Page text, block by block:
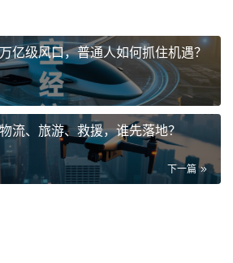
亿级风口，普通人如何抓住机遇？
流、旅游、救援，谁先落地？
下一篇